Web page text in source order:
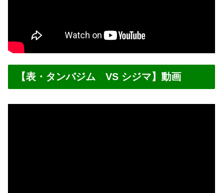
【表・タンバジム VS シジマ】動画